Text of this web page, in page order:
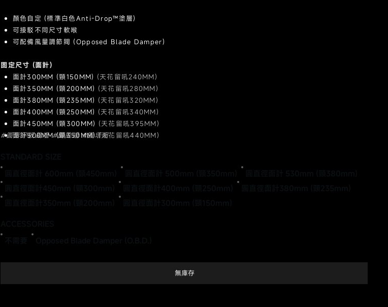
顏色自定 (標準白色Anti-Drop™塗層)
可接駁不同尺寸軟喉
可配備風量調節閥 (Opposed Blade Damper)
固定尺寸 (面計)
面計300MM (頸150MM) (天花留吼240MM)
面計350MM (頸200MM) (天花留吼280MM)
面計380MM (頸235MM) (天花留吼320MM)
面計400MM (頸250MM) (天花留吼340MM)
面計450MM (頸300MM) (天花留吼395MM)
面計500MM (頸350MM)(天花留吼440MM)
#圓形平板風咀 #圓風咀 #圓塔咀
無庫存